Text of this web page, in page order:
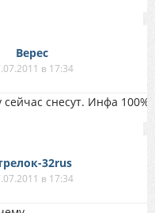
Верес
в 17:34
снесут. Инфа 100%
32rus
в 17:34